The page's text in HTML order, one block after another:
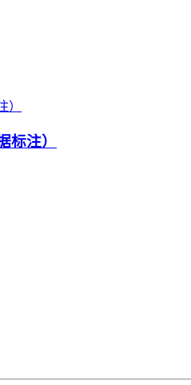
标注）